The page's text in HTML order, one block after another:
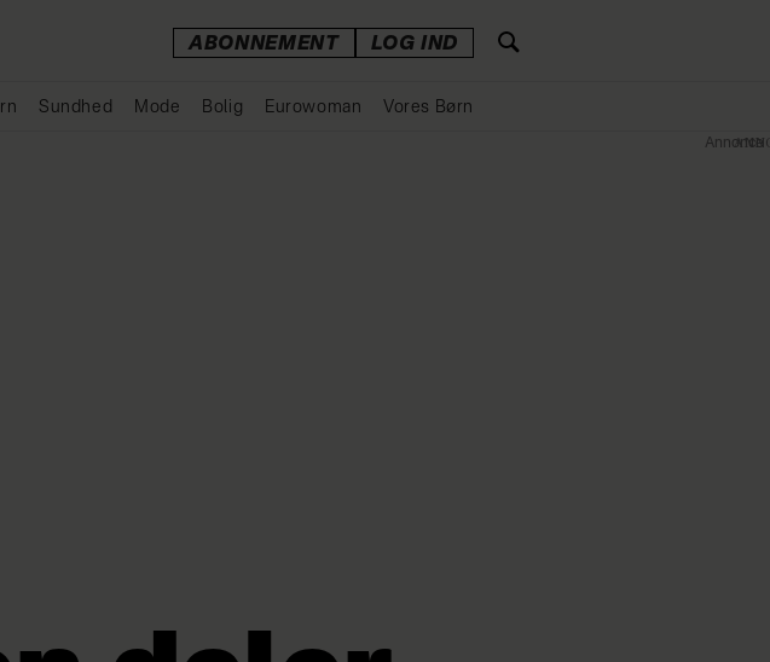
ABONNEMENT LOG IND
Sundhed Mode Bolig Eurowoman Vores Børn
Annonce